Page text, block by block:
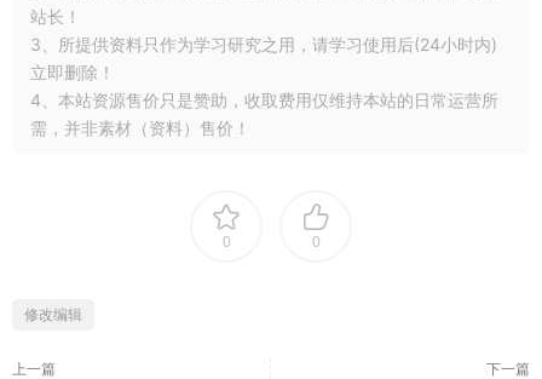
站长！
3、所提供资料只作为学习研究之用，请学习使用后(24小时内)
立即删除！
4、本站资源售价只是赞助，收取费用仅维持本站的日常运营所
需，并非素材（资料）售价！
0 0
修改编辑
上一篇 下一篇